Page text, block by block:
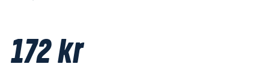
172 kr